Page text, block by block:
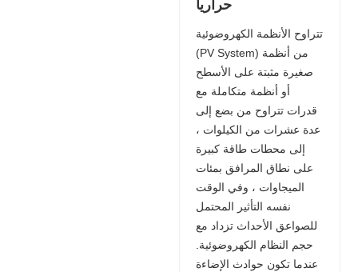
حرارياً
تتراوح الأنظمة الكهروضوئية
(PV System) من أنظمة
صغيرة مثبتة على الأسطح
أو أنظمة متكاملة مع
قدرات تتراوح من بضع إلى
عدة عشرات من الكيلوات ،
إلى محطات طاقة كبيرة
على نطاق المرافق بمئات
الميجاوات ، وفي الوقت
نفسه التأثير المحتمل
للصواعق الأحداث تزداد مع
حجم النظام الكهروضوئية.
عندما تكون حوادث الإضاءة